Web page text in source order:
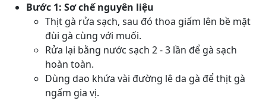
Bước 1: Sơ chế nguyên liệu
Thịt gà rửa sạch, sau đó thoa giấm lên bề mặt
đùi gà cùng với muối.
Rửa lại bằng nước sạch 2 - 3 lần để gà sạch
hoàn toàn.
Dùng dao khứa vài đường lê da gà để thịt gà
ngấm gia vị.